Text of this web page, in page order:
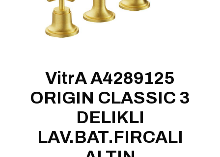
VitrA A4289125
ORIGIN CLASSIC 3
DELIKLI
LAV.BAT.FIRCALI